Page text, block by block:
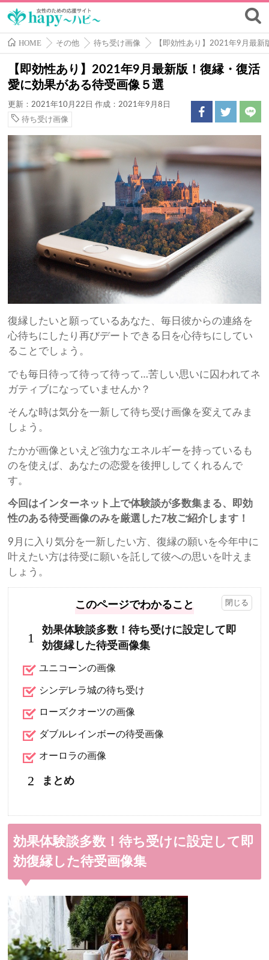
HOME その他 待ち受け画像 【即効性あり】2021年9月最
【即効性あり】2021年9月最新版！復縁・復活
愛に効果がある待受画像５選
更新：2021年10月22日 作成：2021年9月8日
待ち受け画像
復縁したいと願っているあなた、毎日彼からの連絡を
心待ちにしたり再びデートできる日を心待ちにしてい
ることでしょう。
でも毎日待って待って待って…苦しい思いに囚われてネ
ガティブになっていませんか？
そんな時は気分を一新して待ち受け画像を変えてみま
しょう。
たかが画像といえど強力なエネルギーを持っているも
のを使えば、あなたの恋愛を後押ししてくれるんで
す。
今回はインターネット上で体験談が多数集まる、即効
性のある待受画像のみを厳選した7枚ご紹介します！
9月に入り気分を一新したい方、復縁の願いを今年中に
叶えたい方は待受に願いを託して彼への思いを叶えま
しょう。
このページでわかること
1
効果体験談多数！待ち受けに設定して即
効復縁した待受画像集
ユニコーンの画像
シンデレラ城の待ち受け
ローズクオーツの画像
ダブルレインボーの待受画像
オーロラの画像
2 まとめ
効果体験談多数！待ち受けに設定して即
効復縁した待受画像集